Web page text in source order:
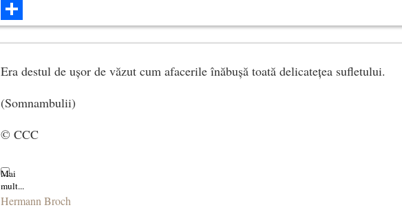
Email
Share
Era destul de ușor de văzut cum afacerile înăbușă toată delicatețea sufletului.
(Somnambulii)
© CCC
Hermann Broch